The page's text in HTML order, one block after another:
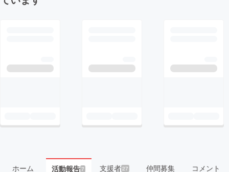
ホーム 活動報告7 支援者 27 仲間募集 コメント